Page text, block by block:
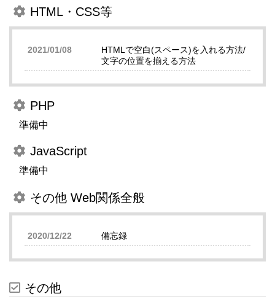
HTML・CSS等
2021/01/08
HTMLで空白(スペース)を入れる方法/
文字の位置を揃える方法
PHP
準備中
JavaScript
準備中
その他 Web関係全般
2020/12/22 備忘録
その他